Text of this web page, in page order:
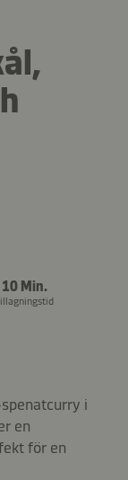
10 Min.
i
en
för en